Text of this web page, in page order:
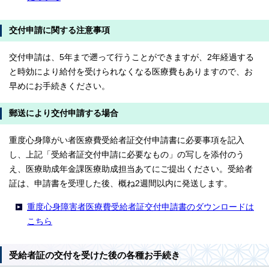
交付申請に関する注意事項
交付申請は、5年まで遡って行うことができますが、2年経過する
と時効により給付を受けられなくなる医療費もありますので、お
早めにお手続きください。
郵送により交付申請する場合
重度心身障がい者医療費受給者証交付申請書に必要事項を記入
し、上記「受給者証交付申請に必要なもの」の写しを添付のう
え、医療助成年金課医療助成担当あてにご提出ください。受給者
証は、申請書を受理した後、概ね2週間以内に発送します。
重度心身障害者医療費受給者証交付申請書のダウンロードは
こちら
受給者証の交付を受けた後の各種お手続き